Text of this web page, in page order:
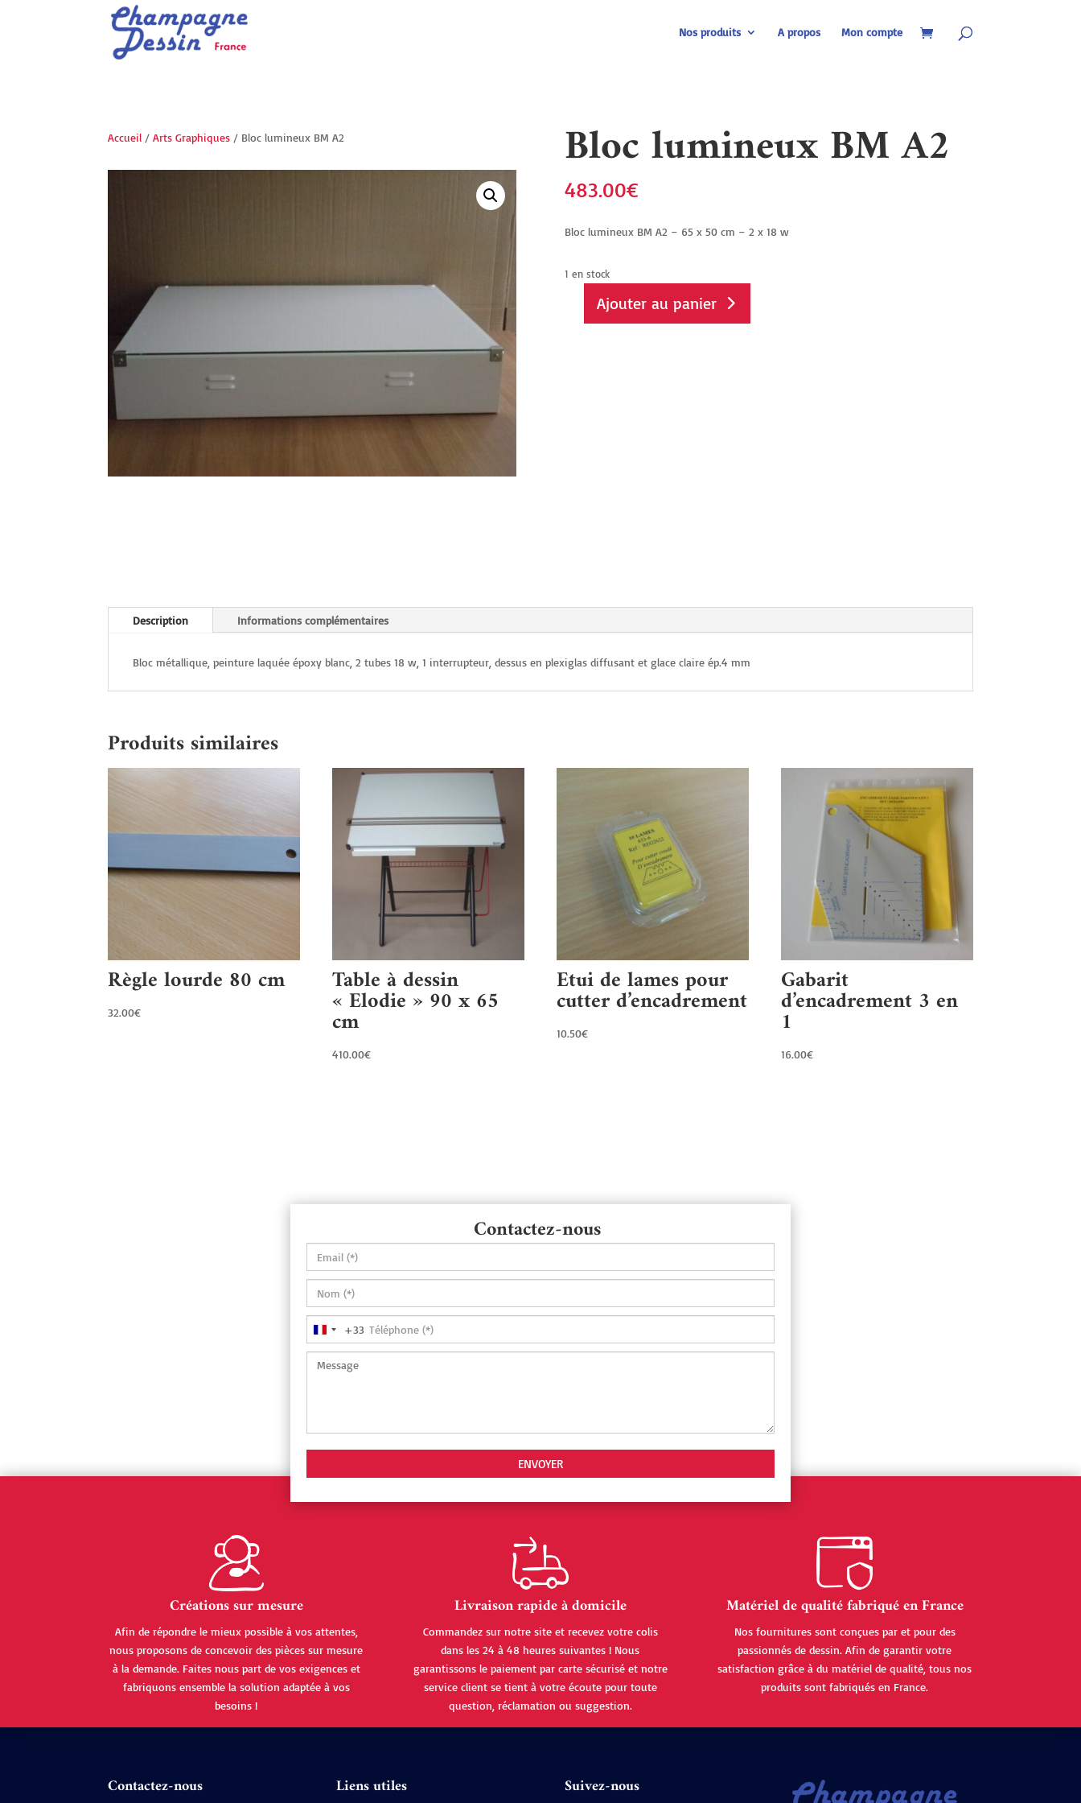
Nos produits A propos Mon compte
Accueil /Arts Graphiques / Bloc lumineux BM A2 Bloc lumineux BM A2
483.00€
Bloc lumineux BM A2 – 65 x 50 cm – 2 x 18 w
1 en stock
quantitéAjouter au panier
Description Informations complémentaires
Bloc métallique, peinture laquée époxy blanc, 2 tubes 18 w, 1 interrupteur, dessus en plexiglas diffusant et glace claire ép.4 mm
Produits similaires
Règle lourde 80 cm
32.00€
Table à dessin
« Elodie » 90 x 65
cm
410.00€
Etui de lames pour
cutter d’encadrement
10.50€
Gabarit
d’encadrement 3 en
1
16.00€
Contactez-nous
France
+33
+33
Créations sur mesure
Afin de répondre le mieux possible à vos attentes,
nous proposons de concevoir des pièces sur mesure
à la demande. Faites nous part de vos exigences et
fabriquons ensemble la solution adaptée à vos
besoins !
Livraison rapide à domicile
Commandez sur notre site et recevez votre colis
dans les 24 à 48 heures suivantes ! Nous
garantissons le paiement par carte sécurisé et notre
service client se tient à votre écoute pour toute
question, réclamation ou suggestion.
Matériel de qualité fabriqué en France
Nos fournitures sont conçues par et pour des
passionnés de dessin. Afin de garantir votre
satisfaction grâce à du matériel de qualité, tous nos
produits sont fabriqués en France.
Contactez-nous Liens utiles Suivez-nous